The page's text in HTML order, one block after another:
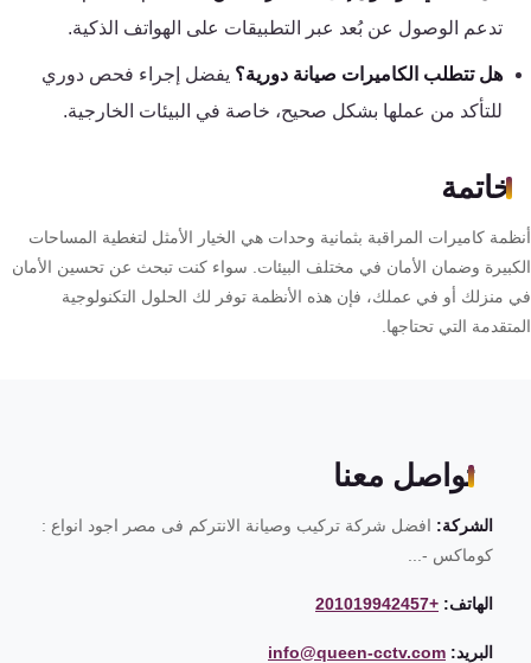
تدعم الوصول عن بُعد عبر التطبيقات على الهواتف الذكية.
هل تتطلب الكاميرات صيانة دورية؟يفضل إجراء فحص دوري
للتأكد من عملها بشكل صحيح، خاصة في البيئات الخارجية.
خاتمة
كاميرات المراقبة بثمانية وحدات هي الخيار الأمثل لتغطية المساحات
وضمان الأمان في مختلف البيئات. سواء كنت تبحث عن تحسين الأمان
منزلك أو في عملك، فإن هذه الأنظمة توفر لك الحلول التكنولوجية
التي تحتاجها.
تواصل معنا
الشركة:افضل شركة تركيب وصيانة الانتركم فى مصر اجود انواع :
كوماكس -...
الهاتف: +201019942457
البريد: info@queen-cctv.com